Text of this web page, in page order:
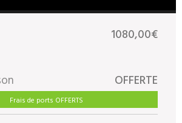
1080,00€
OFFERTE
Frais de ports OFFERTS